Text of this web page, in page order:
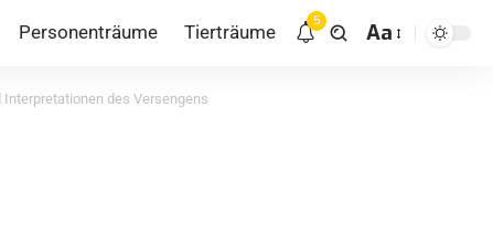
Personenträume Tierträume
5 Aa
des Versengens